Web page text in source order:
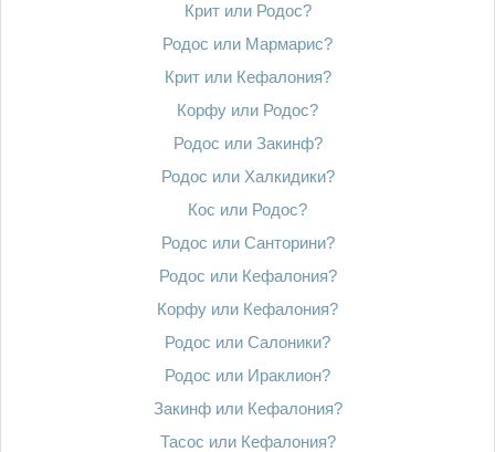
Крит или Родос?
Родос или Мармарис?
Крит или Кефалония?
Корфу или Родос?
Родос или Закинф?
Родос или Халкидики?
Кос или Родос?
Родос или Санторини?
Родос или Кефалония?
Корфу или Кефалония?
Родос или Салоники?
Родос или Ираклион?
Закинф или Кефалония?
Тасос или Кефалония?